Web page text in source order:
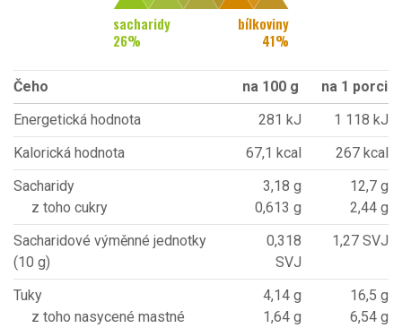
sacharidy
26%
bílkoviny
41%
Čeho na 100 g
na 1 porci
Energetická hodnota
281 kJ
1 118 kJ
Kalorická hodnota
67,1 kcal
267 kcal
Sacharidy
z toho cukry
3,18 g
0,613 g
12,7 g
2,44 g
Sacharidové výměnné jednotky
(10 g)
0,318
SVJ
1,27 SVJ
Tuky
z toho nasycené mastné
4,14 g
1,64 g
16,5 g
6,54 g